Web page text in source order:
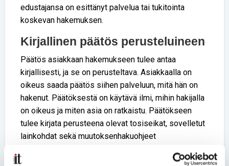
edustajansa on esittänyt palvelua tai tukitointa
koskevan hakemuksen.
Kirjallinen päätös perusteluineen
Päätös asiakkaan hakemukseen tulee antaa
kirjallisesti, ja se on perusteltava. Asiakkaalla on
oikeus saada päätös siihen palveluun, mitä hän on
hakenut. Päätöksestä on käytävä ilmi, mihin hakijalla
on oikeus ja miten asia on ratkaistu. Päätökseen
tulee kirjata perusteena olevat tosiseikat, sovelletut
lainkohdat sekä muutoksenhakuohjeet